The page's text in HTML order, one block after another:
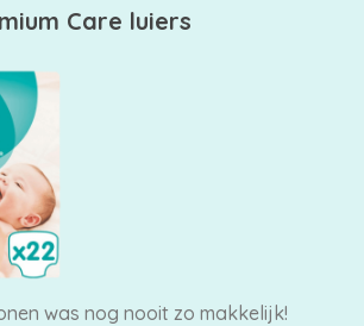
Care luiers
was nog nooit zo makkelijk!